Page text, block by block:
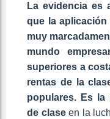
La evidencia es
que la
muy
mundo
superiores a
rentas de la
populares. Es la
de claseen la